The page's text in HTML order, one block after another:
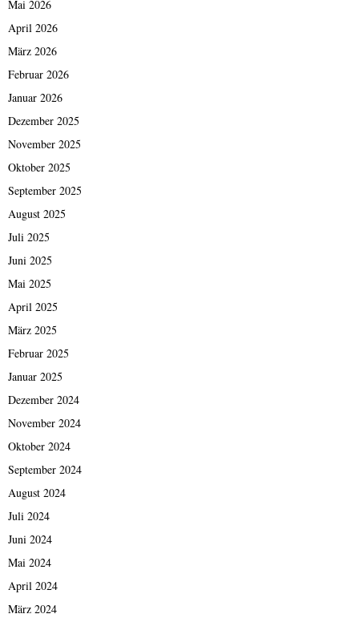
Mai 2026
April 2026
März 2026
Februar 2026
Januar 2026
Dezember 2025
November 2025
Oktober 2025
September 2025
August 2025
Juli 2025
Juni 2025
Mai 2025
April 2025
März 2025
Februar 2025
Januar 2025
Dezember 2024
November 2024
Oktober 2024
September 2024
August 2024
Juli 2024
Juni 2024
Mai 2024
April 2024
März 2024